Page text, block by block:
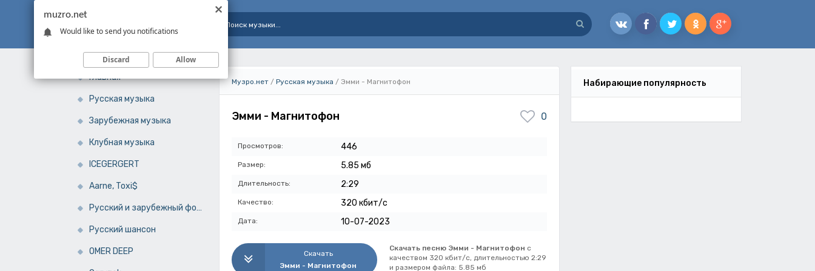
Главная
Русская музыка
Зарубежная музыка
Клубная музыка
ICEGERGERT
Aarne, Toxi$
Русский и зарубежный фонк
Русский шансон
OMER DEEP
Музро.нет / Русская музыка / Эмми - Магнитофон
Эмми - Магнитофон 0
Просмотров: 446
Размер: 5.85 мб
Длительность: 2:29
Качество: 320 кбит/с
Дата: 10-07-2023
Скачать
Эмми - Магнитофон
Скачать песню Эмми - Магнитофон с
качеством 320 кбит/с, длительностью 2:29
и размером файла: 5.85 мб
Набирающие популярность
muzro.net
Would like to send you notifications
Discard Allow